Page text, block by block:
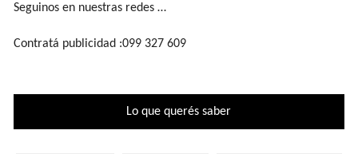
Seguinos en nuestras redes …
Contratá publicidad :099 327 609
Lo que querés saber